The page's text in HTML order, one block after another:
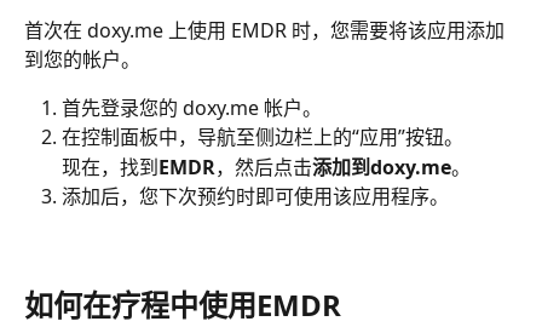
首次在 doxy.me 上使用 EMDR 时，您需要将该应用添加
到您的帐户。
首先登录您的 doxy.me 帐户。
在控制面板中，导航至侧边栏上的“应用”按钮。
现在，找到EMDR，然后点击添加到doxy.me。
添加后，您下次预约时即可使用该应用程序。
如何在疗程中使用EMDR